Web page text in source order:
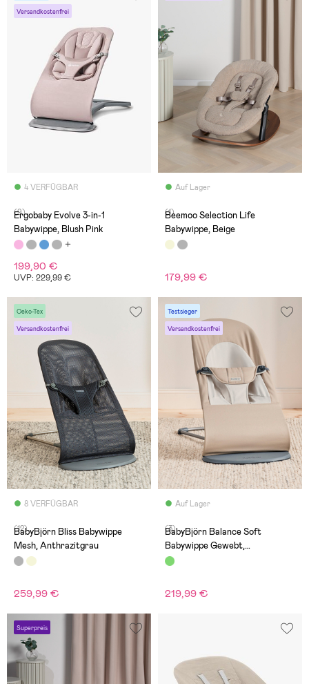
Versandkostenfrei
4 VERFÜGBAR
(9)
Ergobaby Evolve 3-in-1
Babywippe, Blush Pink
199,90 €
UVP: 229,99 €
Auf Lager
(1)
Beemoo Selection Life
Babywippe, Beige
179,99 €
Oeko-Tex
Versandkostenfrei
8 VERFÜGBAR
(12)
BabyBjörn Bliss Babywippe
Mesh, Anthrazitgrau
259,99 €
Testsieger
Versandkostenfrei
Auf Lager
(3)
BabyBjörn Balance Soft
Babywippe Gewebt,
Khaki/Beige
219,99 €
Superpreis